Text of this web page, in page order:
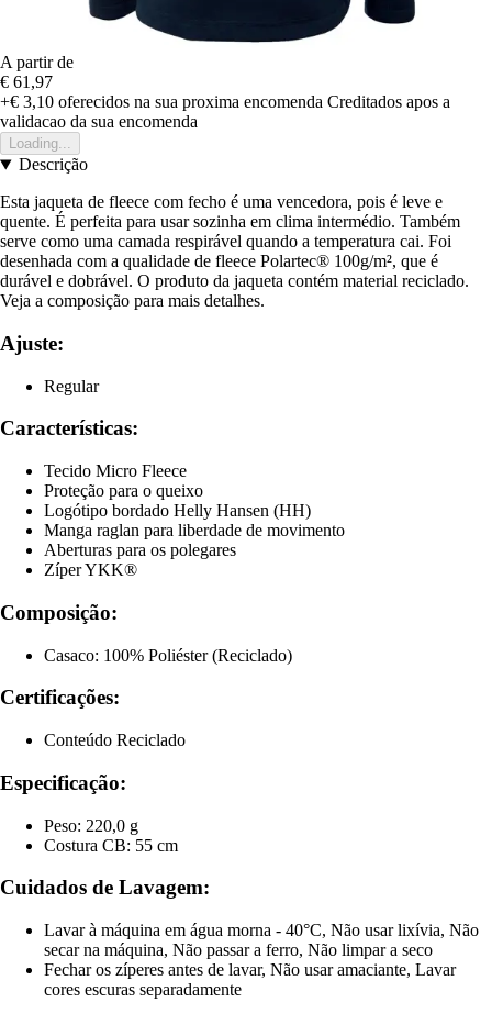
A partir de
€ 61,97
+€ 3,10 oferecidos na sua proxima encomenda Creditados apos a
validacao da sua encomenda
Loading...
Descrição
Esta jaqueta de fleece com fecho é uma vencedora, pois é leve e
quente. É perfeita para usar sozinha em clima intermédio. Também
serve como uma camada respirável quando a temperatura cai. Foi
desenhada com a qualidade de fleece Polartec® 100g/m², que é
durável e dobrável. O produto da jaqueta contém material reciclado.
Veja a composição para mais detalhes.
Ajuste:
Regular
Características:
Tecido Micro Fleece
Proteção para o queixo
Logótipo bordado Helly Hansen (HH)
Manga raglan para liberdade de movimento
Aberturas para os polegares
Zíper YKK®
Composição:
Casaco: 100% Poliéster (Reciclado)
Certificações:
Conteúdo Reciclado
Especificação:
Peso: 220,0 g
Costura CB: 55 cm
Cuidados de Lavagem:
Lavar à máquina em água morna - 40°C, Não usar lixívia, Não
secar na máquina, Não passar a ferro, Não limpar a seco
Fechar os zíperes antes de lavar, Não usar amaciante, Lavar
cores escuras separadamente